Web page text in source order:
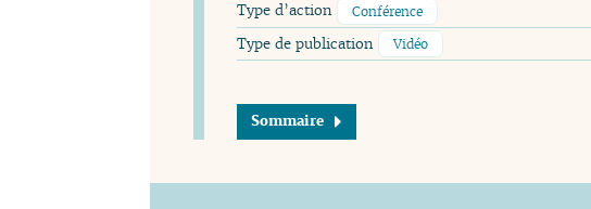
Type d’action Conférence
Type de publication Vidéo
Sommaire